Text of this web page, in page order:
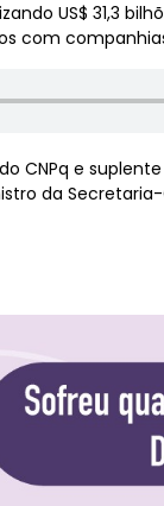
US$ 31,3
com
CNPq e
da Secretaria-